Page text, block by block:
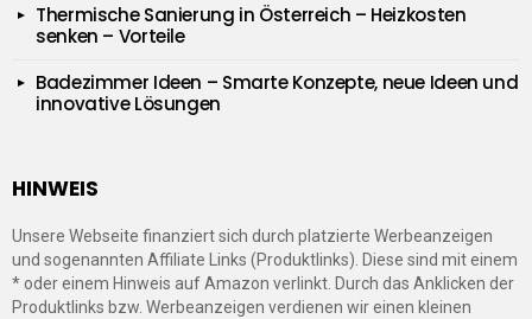
Thermische Sanierung in Österreich – Heizkosten
senken – Vorteile
Badezimmer Ideen – Smarte Konzepte, neue Ideen und
innovative Lösungen
HINWEIS
Unsere Webseite finanziert sich durch platzierte Werbeanzeigen
und sogenannten Affiliate Links (Produktlinks). Diese sind mit einem
* oder einem Hinweis auf Amazon verlinkt. Durch das Anklicken der
Produktlinks bzw. Werbeanzeigen verdienen wir einen kleinen